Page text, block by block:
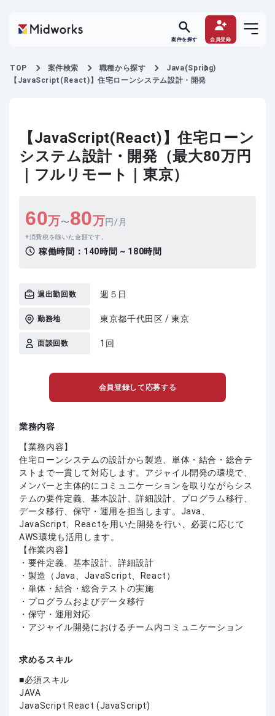
案件を探す 会員登録
TOP 案件検索 職種から探す
Java(Spring)
【JavaScript(React)】住宅ローンシステム設計・開発
【JavaScript(React)】住宅ローン
システム設計・開発（最大80万円
｜フルリモート｜東京）
60万〜80万円/月
消費税を除いた金額です。
稼働時間： 140時間 ~ 180時間
週出勤回数 週５日
勤務地 東京都千代田区 / 東京
面談回数 1回
会員登録して応募する
業務内容
【業務内容】
住宅ローンシステムの設計から製造、単体・結合・総合テ
ストまで一貫して対応します。アジャイル開発の環境で、
メンバーと主体的にコミュニケーションを取りながらシス
テムの要件定義、基本設計、詳細設計、プログラム移行、
データ移行、保守・運用を担当します。Java、
JavaScript、Reactを用いた開発を行い、必要に応じて
AWS環境も活用します。
【作業内容】
・要件定義、基本設計、詳細設計
・製造（Java、JavaScript、React）
・単体・結合・総合テストの実施
・プログラムおよびデータ移行
・保守・運用対応
・アジャイル開発におけるチーム内コミュニケーション
求めるスキル
必須スキル
JAVA
JavaScript React (JavaScript)